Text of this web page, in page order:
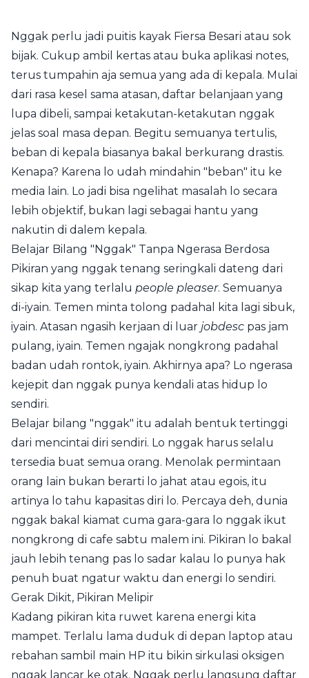
Nggak perlu jadi puitis kayak Fiersa Besari atau sok
bijak. Cukup ambil kertas atau buka aplikasi notes,
terus tumpahin aja semua yang ada di kepala. Mulai
dari rasa kesel sama atasan, daftar belanjaan yang
lupa dibeli, sampai ketakutan-ketakutan nggak
jelas soal masa depan. Begitu semuanya tertulis,
beban di kepala biasanya bakal berkurang drastis.
Kenapa? Karena lo udah mindahin "beban" itu ke
media lain. Lo jadi bisa ngelihat masalah lo secara
lebih objektif, bukan lagi sebagai hantu yang
nakutin di dalem kepala.
Belajar Bilang "Nggak" Tanpa Ngerasa Berdosa
Pikiran yang nggak tenang seringkali dateng dari
sikap kita yang terlalu people pleaser. Semuanya
di-iyain. Temen minta tolong padahal kita lagi sibuk,
iyain. Atasan ngasih kerjaan di luar jobdesc pas jam
pulang, iyain. Temen ngajak nongkrong padahal
badan udah rontok, iyain. Akhirnya apa? Lo ngerasa
kejepit dan nggak punya kendali atas hidup lo
sendiri.
Belajar bilang "nggak" itu adalah bentuk tertinggi
dari mencintai diri sendiri. Lo nggak harus selalu
tersedia buat semua orang. Menolak permintaan
orang lain bukan berarti lo jahat atau egois, itu
artinya lo tahu kapasitas diri lo. Percaya deh, dunia
nggak bakal kiamat cuma gara-gara lo nggak ikut
nongkrong di cafe sabtu malem ini. Pikiran lo bakal
jauh lebih tenang pas lo sadar kalau lo punya hak
penuh buat ngatur waktu dan energi lo sendiri.
Gerak Dikit, Pikiran Melipir
Kadang pikiran kita ruwet karena energi kita
mampet. Terlalu lama duduk di depan laptop atau
rebahan sambil main HP itu bikin sirkulasi oksigen
nggak lancar ke otak. Nggak perlu langsung daftar